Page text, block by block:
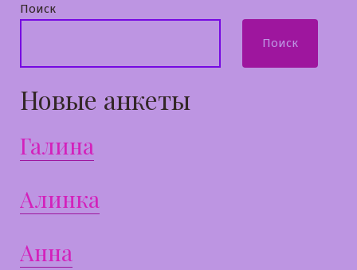
Поиск
Поиск
Новые анкеты
Галина
Алинка
Анна